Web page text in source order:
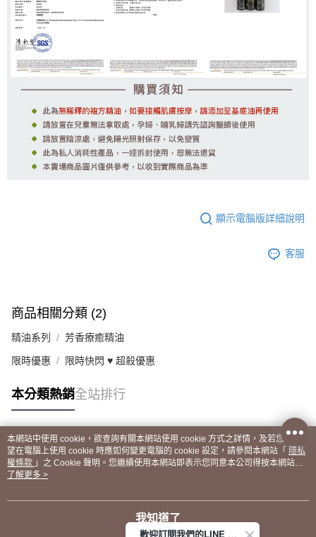
顯示電腦版詳細說明
客服
商品相關分類 (2)
精油系列 芳香療癒精油
限時優惠 限時快閃 ♥ 超殺優惠
本分類熱銷全站排行
熱門標籤
本網站中使用 cookie，欲查詢有關本網站使用 cookie 方式之詳情，及若您不希
望在電腦上使用 cookie 時應如何變更電腦的 cookie 設定，請參閱本網站「 隱私
權條款 」之 Cookie 聲明。您繼續使用本網站即表示您同意本公司得按本網站使
用條款之 Cookie 聲明使用 cookie。
了解更多 >
我知道了
歡迎訂閱我們的LINE 官方帳號